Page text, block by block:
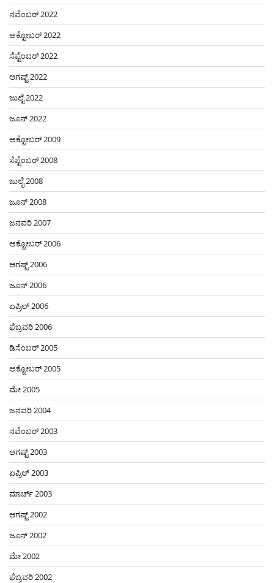
ನವೆಂಬರ್ 2022
ಅಕ್ಟೋಬರ್ 2022
ಸೆಪ್ಟೆಂಬರ್ 2022
ಆಗಷ್ಟ್ 2022
ಜುಲೈ 2022
ಜೂನ್ 2022
ಅಕ್ಟೋಬರ್ 2009
ಸೆಪ್ಟೆಂಬರ್ 2008
ಜುಲೈ 2008
ಜೂನ್ 2008
ಜನವರಿ 2007
ಅಕ್ಟೋಬರ್ 2006
ಆಗಷ್ಟ್ 2006
ಜೂನ್ 2006
ಏಪ್ರಿಲ್ 2006
ಫೆಬ್ರವರಿ 2006
ಡಿಸೆಂಬರ್ 2005
ಅಕ್ಟೋಬರ್ 2005
ಮೇ 2005
ಜನವರಿ 2004
ನವೆಂಬರ್ 2003
ಆಗಷ್ಟ್ 2003
ಏಪ್ರಿಲ್ 2003
ಮಾರ್ಚ್ 2003
ಆಗಷ್ಟ್ 2002
ಜೂನ್ 2002
ಮೇ 2002
ಫೆಬ್ರವರಿ 2002